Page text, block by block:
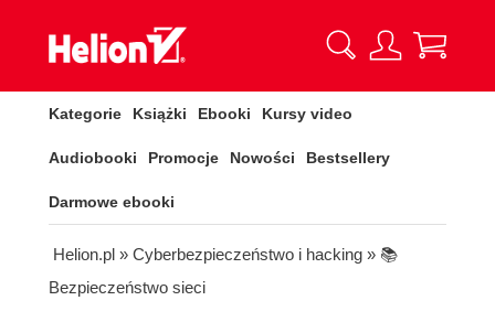
Kategorie Książki Ebooki Kursy video
Audiobooki Promocje Nowości Bestsellery
Darmowe ebooki
Helion.pl » Cyberbezpieczeństwo i hacking » 📚
Bezpieczeństwo sieci